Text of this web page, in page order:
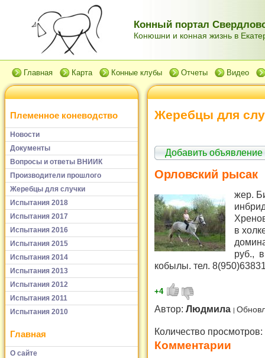
Конный портал
Конюшни и конная жизнь в
Главная Карта Конные клубы Отчеты Видео
Племенное коневодство
Новости
Документы
Вопросы и ответы ВНИИК
Производители прошлого
Жеребцы для случки
Испытания 2018
Испытания 2017
Испытания 2016
Испытания 2015
Испытания 2014
Испытания 2013
Испытания 2012
Испытания 2011
Испытания 2010
Главная
О сайте
Жеребцы для
Добавить объявление
Орловский рысак
жер.
в
руб.,
кобылы. тел.
+4
Автор: Людмила
Количество просмотров:
Комментарии